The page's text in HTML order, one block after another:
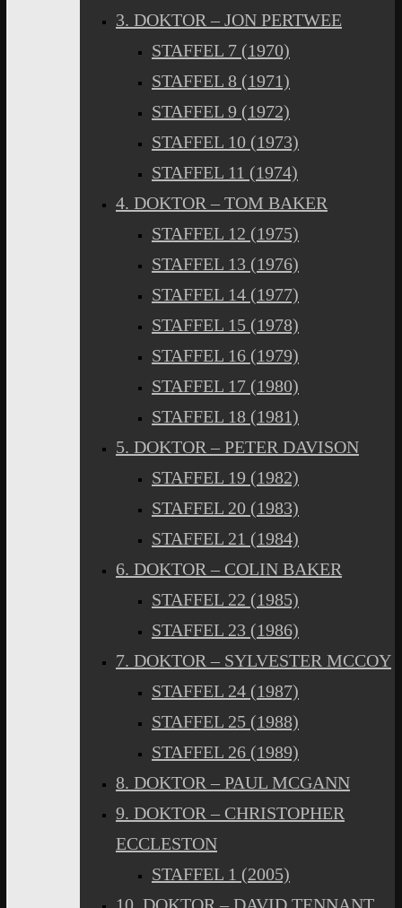
3. DOKTOR – JON PERTWEE
STAFFEL 7 (1970)
STAFFEL 8 (1971)
STAFFEL 9 (1972)
STAFFEL 10 (1973)
STAFFEL 11 (1974)
4. DOKTOR – TOM BAKER
STAFFEL 12 (1975)
STAFFEL 13 (1976)
STAFFEL 14 (1977)
STAFFEL 15 (1978)
STAFFEL 16 (1979)
STAFFEL 17 (1980)
STAFFEL 18 (1981)
5. DOKTOR – PETER DAVISON
STAFFEL 19 (1982)
STAFFEL 20 (1983)
STAFFEL 21 (1984)
6. DOKTOR – COLIN BAKER
STAFFEL 22 (1985)
STAFFEL 23 (1986)
7. DOKTOR – SYLVESTER MCCOY
STAFFEL 24 (1987)
STAFFEL 25 (1988)
STAFFEL 26 (1989)
8. DOKTOR – PAUL MCGANN
9. DOKTOR – CHRISTOPHER
ECCLESTON
STAFFEL 1 (2005)